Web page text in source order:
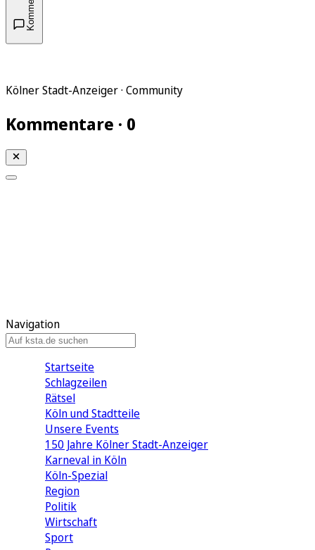
Kölner Stadt-Anzeiger · Community
Kommentare · 0
Navigation
Startseite
Schlagzeilen
Rätsel
Köln und Stadtteile
Unsere Events
150 Jahre Kölner Stadt-Anzeiger
Karneval in Köln
Köln-Spezial
Region
Politik
Wirtschaft
Sport